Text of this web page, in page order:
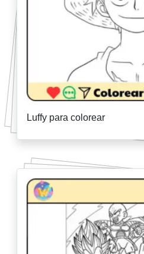
Luffy para colorear